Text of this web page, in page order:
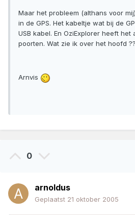
Maar het probleem (althans voor
in de GPS. Het kabeltje wat bij de
USB kabel. En OziExplorer heeft het
poorten. Wat zie ik over het hoofd
Arnvis
0
arnoldus
Geplaatst 21 oktober 2005